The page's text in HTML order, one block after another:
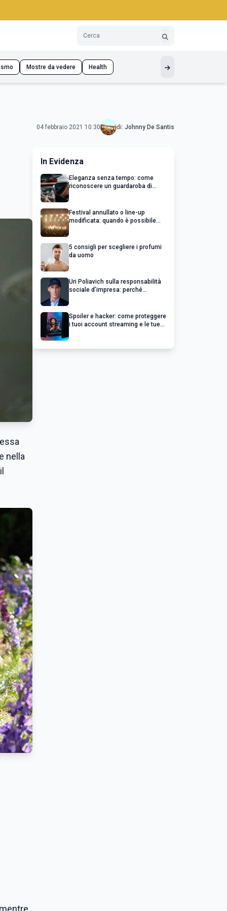
Mostre da vedere Health
04 febbraio 2021 10:30 di: Johnny De Santis
nella
In Evidenza
Eleganza senza tempo: come
riconoscere un guardaroba di
Festival annullato o line-up
modificata: quando è possibile
5 consigli per scegliere i profumi
da uomo
Uri Poliavich sulla responsabilità
sociale d’impresa: perché
Spoiler e hacker: come proteggere
i tuoi account streaming e le tue